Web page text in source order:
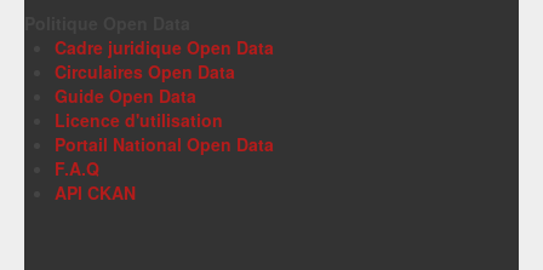
Cadre juridique Open Data
Circulaires Open Data
Guide Open Data
Licence d'utilisation
Portail National Open Data
F.A.Q
API CKAN